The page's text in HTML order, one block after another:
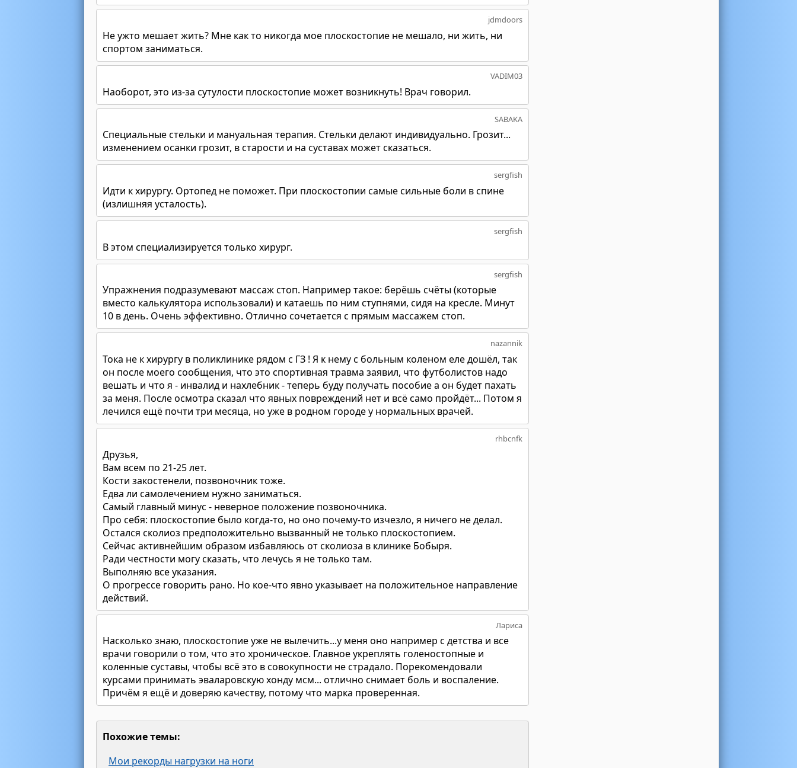
jdmdoors
Не ужто мешает жить? Мне как то никогда мое плоскостопие не мешало, ни жить, ни
спортом заниматься.
VADIM03
Наоборот, это из-за сутулости плоскостопие может возникнуть! Врач говорил.
SABAKA
Специальные стельки и мануальная терапия. Стельки делают индивидуально. Грозит...
изменением осанки грозит, в старости и на суставах может сказаться.
sergfish
Идти к хирургу. Ортопед не поможет. При плоскостопии самые сильные боли в спине
(излишняя усталость).
sergfish
В этом специализируется только хирург.
sergfish
Упражнения подразумевают массаж стоп. Например такое: берёшь счёты (которые
вместо калькулятора использовали) и катаешь по ним ступнями, сидя на кресле. Минут
10 в день. Очень эффективно. Отлично сочетается с прямым массажем стоп.
nazannik
Тока не к хирургу в поликлинике рядом с ГЗ ! Я к нему с больным коленом еле дошёл, так
он после моего сообщения, что это спортивная травма заявил, что футболистов надо
вешать и что я - инвалид и нахлебник - теперь буду получать пособие а он будет пахать
за меня. После осмотра сказал что явных повреждений нет и всё само пройдёт... Потом я
лечился ещё почти три месяца, но уже в родном городе у нормальных врачей.
rhbcnfk
Друзья,
Вам всем по 21-25 лет.
Кости закостенели, позвоночник тоже.
Едва ли самолечением нужно заниматься.
Самый главный минус - неверное положение позвоночника.
Про себя: плоскостопие было когда-то, но оно почему-то изчезло, я ничего не делал.
Остался сколиоз предположительно вызванный не только плоскостопием.
Сейчас активнейшим образом избавляюсь от сколиоза в клинике Бобыря.
Ради честности могу сказать, что лечусь я не только там.
Выполняю все указания.
О прогрессе говорить рано. Но кое-что явно указывает на положительное направление
действий.
Лариса
Насколько знаю, плоскостопие уже не вылечить...у меня оно например с детства и все
врачи говорили о том, что это хроническое. Главное укреплять голеностопные и
коленные суставы, чтобы всё это в совокупности не страдало. Порекомендовали
курсами принимать эваларовскую хонду мсм... отлично снимает боль и воспаление.
Причём я ещё и доверяю качеству, потому что марка проверенная.
Похожие темы:
Мои рекорды нагрузки на ноги